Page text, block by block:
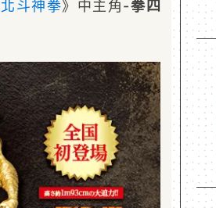
北斗神拳》中主角-拳四